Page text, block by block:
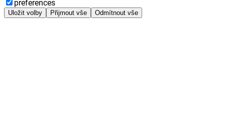
preferences
Uložit volby Přijmout vše Odmítnout vše